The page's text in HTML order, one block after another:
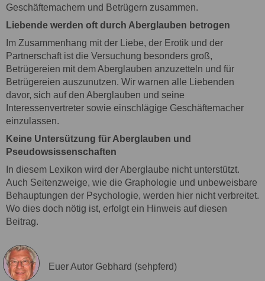
Geschäftemachern und Betrügern zusammen.
Liebende werden oft durch Aberglauben betrogen
Im Zusammenhang mit der Liebe, der Erotik und der
Partnerschaft ist die Versuchung besonders groß,
Betrügereien mit dem Aberglauben anzuzetteln und für
Betrügereien auszunutzen. Wir warnen alle Liebenden
davor, sich auf den Aberglauben und seine
Interessenvertreter sowie einschlägige Geschäftemacher
einzulassen.
Keine Untersützung für Aberglauben und
Pseudowsissenschaften
In diesem Lexikon wird der Aberglaube nicht unterstützt.
Auch Seitenzweige, wie die Graphologie und unbeweisbare
Behauptungen der Psychologie, werden hier nicht verbreitet.
Wo dies doch nötig ist, erfolgt ein Hinweis auf diesen
Beitrag.
Euer Autor Gebhard (sehpferd)